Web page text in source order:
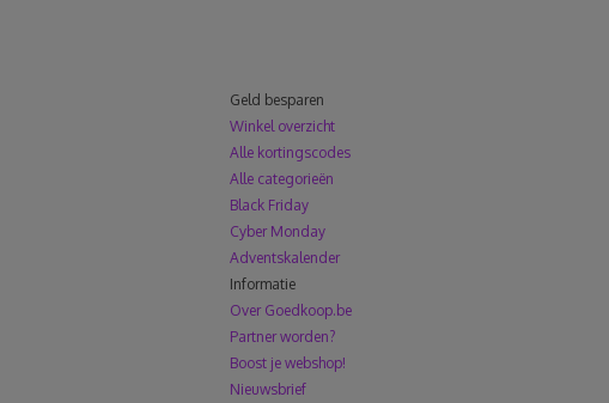
Geld besparen
Winkel overzicht
Alle kortingscodes
Alle categorieën
Black Friday
Cyber Monday
Adventskalender
Informatie
Over Goedkoop.be
Partner worden?
Boost je webshop!
Nieuwsbrief